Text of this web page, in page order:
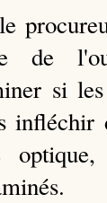
de
si
infléchir